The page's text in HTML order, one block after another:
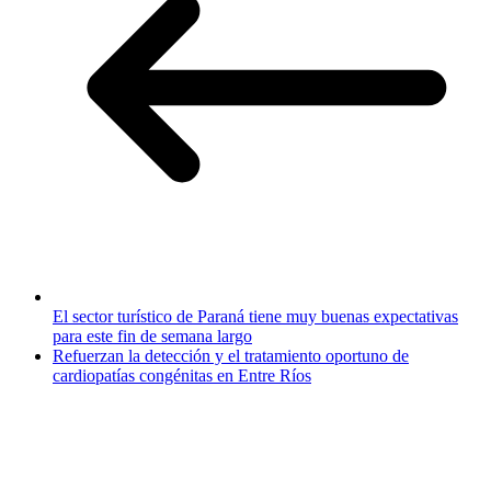
El sector turístico de Paraná tiene muy buenas expectativas
para este fin de semana largo
Refuerzan la detección y el tratamiento oportuno de
cardiopatías congénitas en Entre Ríos